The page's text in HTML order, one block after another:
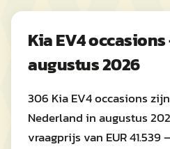
Kia EV4
augustus 2026
306 Kia EV4 occasions
Nederland in augustus
vraagprijs van EUR